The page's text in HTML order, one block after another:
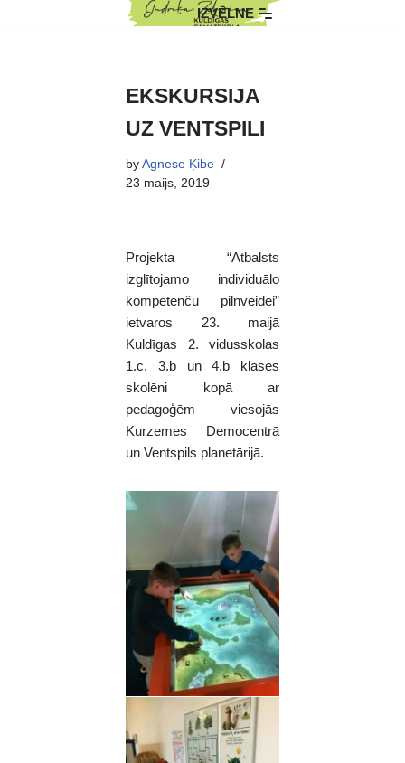
IZVĒLNE
EKSKURSIJA
UZ VENTSPILI
by Agnese Ķibe
23 maijs, 2019
Projekta “Atbalsts
izglītojamo individuālo
kompetenču pilnveidei”
ietvaros 23. maijā
Kuldīgas 2. vidusskolas
1.c, 3.b un 4.b klases
skolēni kopā ar
pedagoģēm viesojās
Kurzemes Democentrā
un Ventspils planetārijā.